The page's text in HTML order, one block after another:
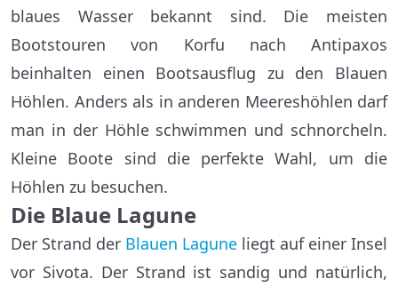
blaues Wasser bekannt sind. Die meisten
Bootstouren von Korfu nach Antipaxos
beinhalten einen Bootsausflug zu den Blauen
Höhlen. Anders als in anderen Meereshöhlen darf
man in der Höhle schwimmen und schnorcheln.
Kleine Boote sind die perfekte Wahl, um die
Höhlen zu besuchen.
Die Blaue Lagune
Der Strand der Blauen Lagune liegt auf einer Insel
vor Sivota. Der Strand ist sandig und natürlich,